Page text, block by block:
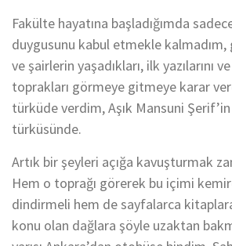
Fakülte hayatına başladığımda
duygusunu kabul etmekle kalmadım,
ve şairlerin yaşadıkları, ilk yazılarını
toprakları görmeye gitmeye karar
türküde verdim, Aşık Mansuni Şerif’in
türküsünde.
Artık bir şeyleri açığa kavuşturmak
Hem o toprağı görerek bu içimi
dindirmeli hem de sayfalarca
konu olan dağlara şöyle uzaktan